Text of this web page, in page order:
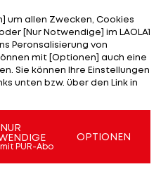
Außerdem verhandelt
Reichel und
Auch
Routinier steht eine
um allen Zwecken, Cookies
[Nur Notwendige] im LAOLA1
Peronsalisierung von
mit [Optionen] auch eine
Sie können Ihre Einstellungen
unten bzw. über den Link in
NUR
PUR-Abo
OPTIONEN